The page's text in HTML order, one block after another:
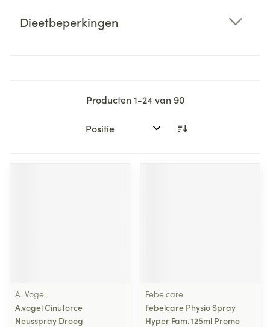
Dieetbeperkingen
Producten1-24van90
Sorteer op:
A. Vogel
A.vogel Cinuforce
Neusspray Droog
Febelcare
Febelcare Physio Spray
Hyper Fam. 125ml Promo